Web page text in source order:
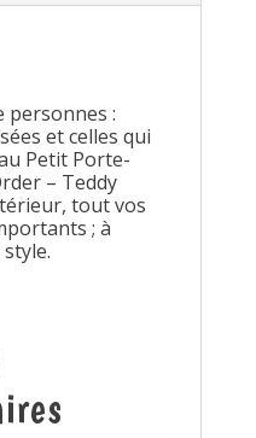
personnes :
et celles qui
Petit Porte-
– Teddy
tout vos
; à